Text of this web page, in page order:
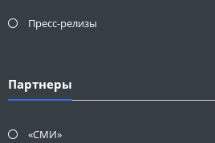
Пресс-релизы
Партнеры
«СМИ»